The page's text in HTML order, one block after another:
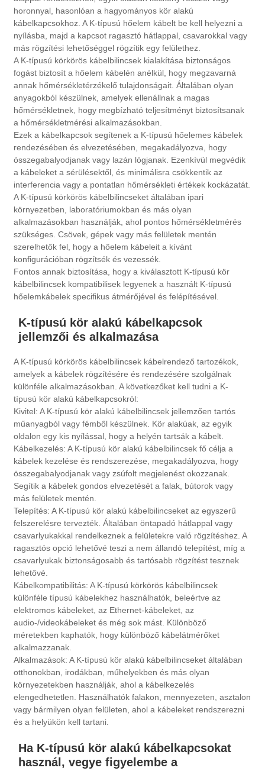
horonnyal, hasonlóan a hagyományos kör alakú
kábelkapcsokhoz. A K-típusú hőelem kábelt be kell helyezni a
nyílásba, majd a kapcsot ragasztó hátlappal, csavarokkal vagy
más rögzítési lehetőséggel rögzítik egy felülethez.
A K-típusú körkörös kábelbilincsek kialakítása biztonságos
fogást biztosít a hőelem kábelén anélkül, hogy megzavarná
annak hőmérsékletérzékelő tulajdonságait. Általában olyan
anyagokból készülnek, amelyek ellenállnak a magas
hőmérsékletnek, hogy megbízható teljesítményt biztosítsanak
a hőmérsékletmérési alkalmazásokban.
Ezek a kábelkapcsok segítenek a K-típusú hőelemes kábelek
rendezésében és elvezetésében, megakadályozva, hogy
összegabalyodjanak vagy lazán lógjanak. Ezenkívül megvédik
a kábeleket a sérülésektől, és minimálisra csökkentik az
interferencia vagy a pontatlan hőmérsékleti értékek kockázatát.
A K-típusú körkörös kábelbilincseket általában ipari
környezetben, laboratóriumokban és más olyan
alkalmazásokban használják, ahol pontos hőmérsékletmérés
szükséges. Csövek, gépek vagy más felületek mentén
szerelhetők fel, hogy a hőelem kábeleit a kívánt
konfigurációban rögzítsék és vezessék.
Fontos annak biztosítása, hogy a kiválasztott K-típusú kör
kábelbilincsek kompatibilisek legyenek a használt K-típusú
hőelemkábelek specifikus átmérőjével és felépítésével.
K-típusú kör alakú kábelkapcsok
jellemzői és alkalmazása
A K-típusú körkörös kábelbilincsek kábelrendező tartozékok,
amelyek a kábelek rögzítésére és rendezésére szolgálnak
különféle alkalmazásokban. A következőket kell tudni a K-
típusú kör alakú kábelkapcsokról:
Kivitel: A K-típusú kör alakú kábelbilincsek jellemzően tartós
műanyagból vagy fémből készülnek. Kör alakúak, az egyik
oldalon egy kis nyílással, hogy a helyén tartsák a kábelt.
Kábelkezelés: A K-típusú kör alakú kábelbilincsek fő célja a
kábelek kezelése és rendszerezése, megakadályozva, hogy
összegabalyodjanak vagy zsúfolt megjelenést okozzanak.
Segítik a kábelek gondos elvezetését a falak, bútorok vagy
más felületek mentén.
Telepítés: A K-típusú kör alakú kábelbilincseket az egyszerű
felszerelésre tervezték. Általában öntapadó hátlappal vagy
csavarlyukakkal rendelkeznek a felületekre való rögzítéshez. A
ragasztós opció lehetővé teszi a nem állandó telepítést, míg a
csavarlyukak biztonságosabb és tartósabb rögzítést tesznek
lehetővé.
Kábelkompatibilitás: A K-típusú körkörös kábelbilincsek
különféle típusú kábelekhez használhatók, beleértve az
elektromos kábeleket, az Ethernet-kábeleket, az
audio-/videokábeleket és még sok mást. Különböző
méretekben kaphatók, hogy különböző kábelátmérőket
alkalmazzanak.
Alkalmazások: A K-típusú kör alakú kábelbilincseket általában
otthonokban, irodákban, műhelyekben és más olyan
környezetekben használják, ahol a kábelkezelés
elengedhetetlen. Használhatók falakon, mennyezeten, asztalon
vagy bármilyen olyan felületen, ahol a kábeleket rendszerezni
és a helyükön kell tartani.
Ha K-típusú kör alakú kábelkapcsokat
használ, vegye figyelembe a